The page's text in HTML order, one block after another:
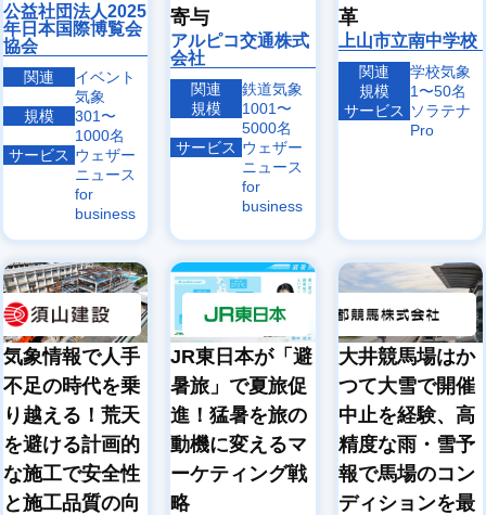
公益社団法人2025
年日本国際博覧会
協会
関連
イベント
気象
規模
301〜
1000名
サービス ウェザー
ニュース
for
business
寄与
アルピコ交通株式
会社
関連
鉄道気象
規模
1001〜
5000名
サービス ウェザー
ニュース
for
business
革
上山市立南中学校
関連
学校気象
規模
1〜50名
サービス ソラテナ
Pro
気象情報で人手
不足の時代を乗
り越える！荒天
を避ける計画的
な施工で安全性
と施工品質の向
JR東日本が「避
暑旅」で夏旅促
進！猛暑を旅の
動機に変えるマ
ーケティング戦
略
大井競馬場はか
つて大雪で開催
中止を経験、高
精度な雨・雪予
報で馬場のコン
ディションを最